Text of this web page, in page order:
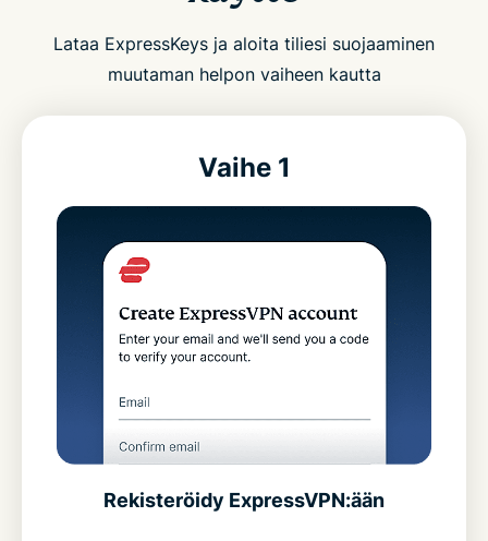
Lataa ExpressKeys ja aloita tiliesi suojaaminen
muutaman helpon vaiheen kautta
Vaihe 1
Rekisteröidy ExpressVPN:ään